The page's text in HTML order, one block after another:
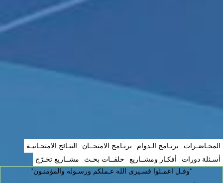
المحـاضـرات برنـامج الـدوام برنـامج الامتحــان
النتـائج الامتحـانيـة
أسـئلة دورات
أفكـار ومشــاريع حلقــات بحـث
مشــاريع تخـرّج
"وقـل اعمـلوا فسـيرى الله عـملكم ورسـوله والمؤمنـون"